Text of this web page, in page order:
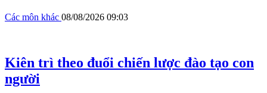
Các môn khác 08/08/2026 09:03
Kiên trì theo đuổi chiến lược đào tạo con
người